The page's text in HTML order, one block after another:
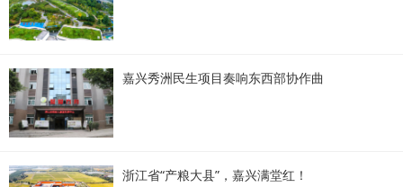
嘉兴秀洲民生项目奏响东西部协作曲
浙江省“产粮大县”，嘉兴满堂红！